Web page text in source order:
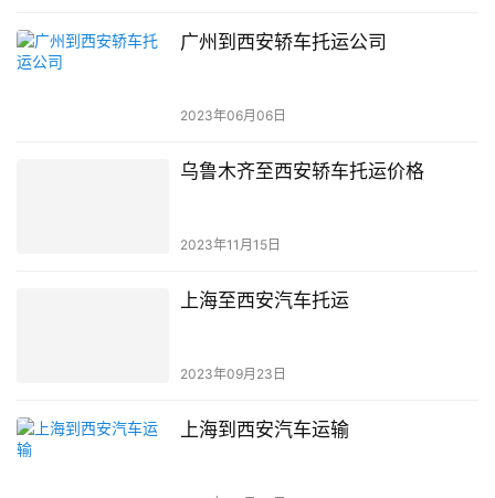
广州到西安轿车托运公司
2023年06月06日
乌鲁木齐至西安轿车托运价格
2023年11月15日
上海至西安汽车托运
2023年09月23日
上海到西安汽车运输